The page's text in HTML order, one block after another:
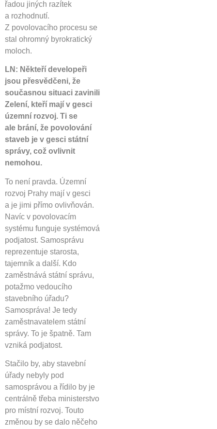
řadou jiných razítek
a rozhodnutí.
Z povolovacího procesu se
stal ohromný byrokratický
moloch.
LN: Někteří developeři
jsou přesvědčeni, že
současnou situaci zavinili
Zelení, kteří mají v gesci
územní rozvoj. Ti se
ale brání, že povolování
staveb je v gesci státní
správy, což ovlivnit
nemohou.
To není pravda. Územní
rozvoj Prahy mají v gesci
a je jimi přímo ovlivňován.
Navíc v povolovacím
systému funguje systémová
podjatost. Samosprávu
reprezentuje starosta,
tajemník a další. Kdo
zaměstnává státní správu,
potažmo vedoucího
stavebního úřadu?
Samospráva! Je tedy
zaměstnavatelem státní
správy. To je špatně. Tam
vzniká podjatost.
Stačilo by, aby stavební
úřady nebyly pod
samosprávou a řídilo by je
centrálně třeba ministerstvo
pro místní rozvoj. Touto
změnou by se dalo něčeho